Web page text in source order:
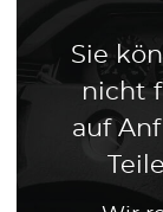
Sie
nicht
auf